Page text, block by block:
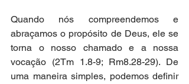
Quando nós compreendemos e
abraçamos o propósito de Deus, ele se
torna o nosso chamado e a nossa
vocação (2Tm 1.8-9; Rm8.28-29). De
uma maneira simples, podemos definir